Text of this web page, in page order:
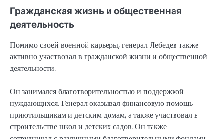
Гражданская жизнь и общественная
деятельность
Помимо своей военной карьеры, генерал Лебедев также
активно участвовал в гражданской жизни и общественной
деятельности.
Он занимался благотворительностью и поддержкой
нуждающихся. Генерал оказывал финансовую помощь
приютильщикам и детским домам, а также участвовал в
строительстве школ и детских садов. Он также